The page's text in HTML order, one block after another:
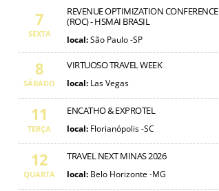
7
SEXTA
REVENUE OPTIMIZATION CONFERENCE
(ROC) - HSMAI BRASIL
local:São Paulo -SP
8
SÁBADO
VIRTUOSO TRAVEL WEEK
local: Las Vegas
11
TERÇA
ENCATHO & EXPROTEL
local: Florianópolis -SC
12
QUARTA
TRAVEL NEXT MINAS 2026
local: Belo Horizonte -MG